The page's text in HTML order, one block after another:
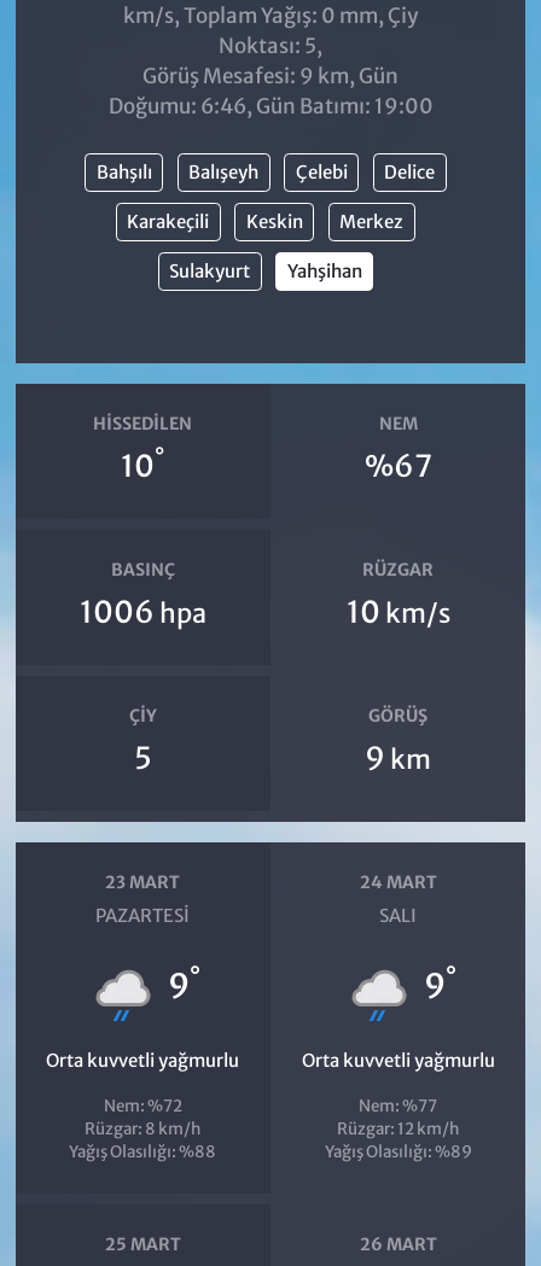
km/s, Toplam Yağış: 0 mm, Çiy
Noktası: 5,
Görüş Mesafesi: 9 km, Gün
Doğumu: 6:46, Gün Batımı: 19:00
Bahşılı Balışeyh Çelebi Delice
Karakeçili Keskin Merkez
Sulakyurt Yahşihan
HISSEDILEN
10°
NEM
%67
BASINÇ
1006 hpa
RÜZGAR
10 km/s
ÇIY
5
GÖRÜŞ
9 km
23 MART
PAZARTESI
9°
Orta kuvvetli yağmurlu
Nem: %72
Rüzgar: 8 km/h
Yağış Olasılığı: %88
24 MART
SALI
9°
Orta kuvvetli yağmurlu
Nem: %77
Rüzgar: 12 km/h
Yağış Olasılığı: %89
25 MART 26 MART